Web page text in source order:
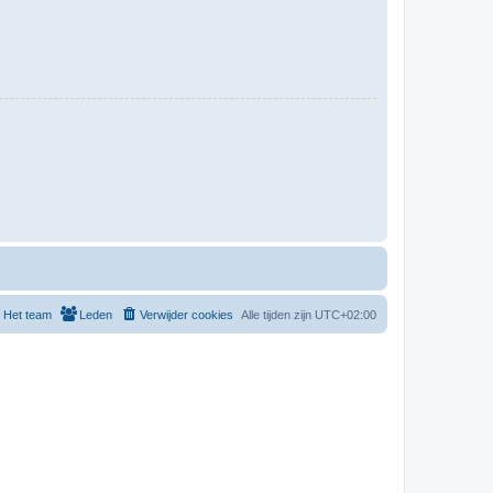
Alle tijden zijn UTC+02:00
Verwijder cookies
Leden
Het team